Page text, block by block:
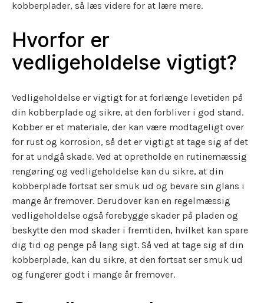
kobberplader, så læs videre for at lære mere.
Hvorfor er
vedligeholdelse vigtigt?
Vedligeholdelse er vigtigt for at forlænge levetiden på
din kobberplade og sikre, at den forbliver i god stand.
Kobber er et materiale, der kan være modtageligt over
for rust og korrosion, så det er vigtigt at tage sig af det
for at undgå skade. Ved at opretholde en rutinemæssig
rengøring og vedligeholdelse kan du sikre, at din
kobberplade fortsat ser smuk ud og bevare sin glans i
mange år fremover. Derudover kan en regelmæssig
vedligeholdelse også forebygge skader på pladen og
beskytte den mod skader i fremtiden, hvilket kan spare
dig tid og penge på lang sigt. Så ved at tage sig af din
kobberplade, kan du sikre, at den fortsat ser smuk ud
og fungerer godt i mange år fremover.